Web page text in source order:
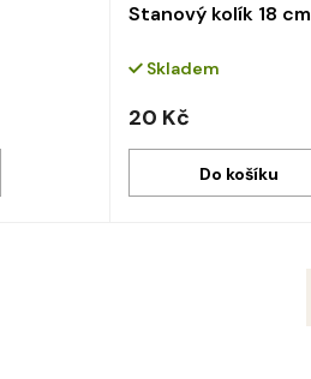
Stanový kolík 18 cm
Skladem
20 Kč
Do košíku